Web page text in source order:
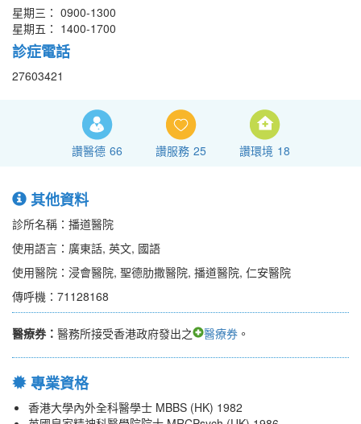
星期三： 0900-1300
星期五： 1400-1700
診症電話
27603421
讚醫德 66 讚服務 25 讚環境 18
其他資料
診所名稱：播道醫院
使用語言：廣東話, 英文, 國語
使用醫院：浸會醫院, 聖德肋撒醫院, 播道醫院, 仁安醫院
傳呼機：71128168
醫療券： 醫務所接受香港政府發出之 醫療券 。
專業資格
香港大學內外全科醫學士 MBBS (HK) 1982